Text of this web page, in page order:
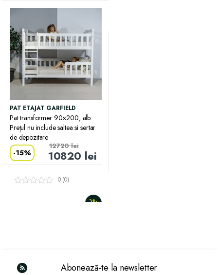
PAT ETAJAT GARFIELD
Pat transformer 90×200, alb.
Prețul nu include saltea si sertar
de depozitare
-15% 10820 lei
12720lei
0 (0)
Abonează-te la newsletter